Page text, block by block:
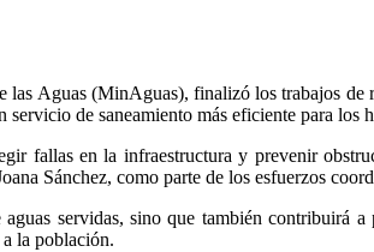
Aguas (MinAguas), finalizó los trabajos de
de saneamiento más eficiente para los
fallas en la infraestructura y prevenir
Sánchez, como parte de los esfuerzos
servidas, sino que también contribuirá
la población.